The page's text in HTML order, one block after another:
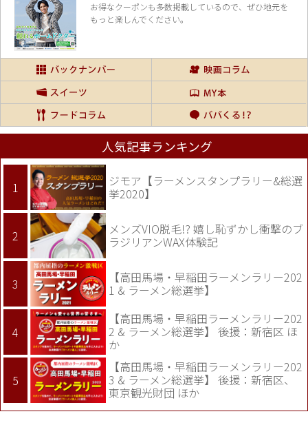
お得なクーポンも多数掲載しているので、 ぜひ地元を
もっと楽しんでください。
人気記事ランキング
ジモア【ラーメンスタンプラリー&総選
挙2020】
メンズVIO脱毛!? 嬉し恥ずかし衝撃のブ
ラジリアンWAX体験記
【高田馬場・早稲田ラーメンラリー202
1 & ラーメン総選挙】
【高田馬場・早稲田ラーメンラリー202
2 & ラーメン総選挙】 後援：新宿区 ほ
か
【高田馬場・早稲田ラーメンラリー202
3 & ラーメン総選挙】 後援：新宿区、
東京観光財団 ほか